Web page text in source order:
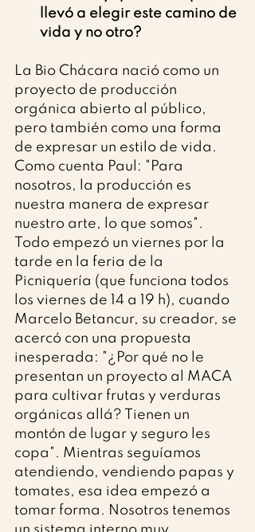
llevó a elegir este camino de
vida y no otro?
La Bio Chácara nació como un
proyecto de producción
orgánica abierto al público,
pero también como una forma
de expresar un estilo de vida.
Como cuenta Paul: "Para
nosotros, la producción es
nuestra manera de expresar
nuestro arte, lo que somos".
Todo empezó un viernes por la
tarde en la feria de la
Picniquería (que funciona todos
los viernes de 14 a 19 h), cuando
Marcelo Betancur, su creador, se
acercó con una propuesta
inesperada: "¿Por qué no le
presentan un proyecto al MACA
para cultivar frutas y verduras
orgánicas allá? Tienen un
montón de lugar y seguro les
copa". Mientras seguíamos
atendiendo, vendiendo papas y
tomates, esa idea empezó a
tomar forma. Nosotros tenemos